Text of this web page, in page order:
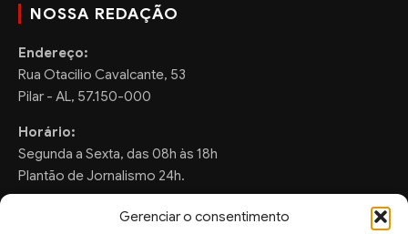
Gerenciar o consentimento
NOSSA REDAÇÃO
Endereço:
Rua Otacilio Cavalcante, 53
Pilar - AL, 57.150-000
Horário:
Segunda a Sexta, das 08h às 18h
Plantão de Jornalismo 24h.